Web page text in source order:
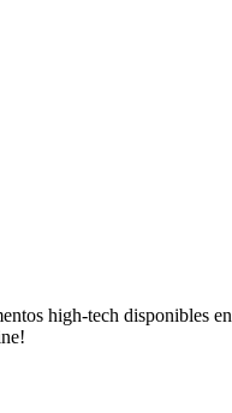
high-tech disponibles en